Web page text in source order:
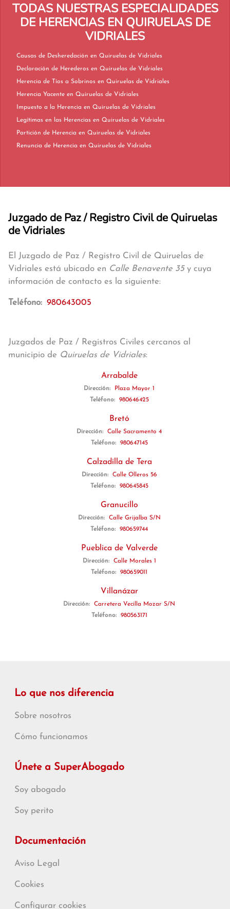
TODAS NUESTRAS ESPECIALIDADES
DE HERENCIAS EN QUIRUELAS DE
VIDRIALES
Causas de Desheredación en Quiruelas de Vidriales
Declaración de Herederos en Quiruelas de Vidriales
Herencia de Tíos a Sobrinos en Quiruelas de Vidriales
Herencia Yacente en Quiruelas de Vidriales
Impuesto a la Herencia en Quiruelas de Vidriales
Legítimas en las Herencias en Quiruelas de Vidriales
Partición de Herencia en Quiruelas de Vidriales
Renuncia de Herencia en Quiruelas de Vidriales
Juzgado de Paz / Registro Civil de Quiruelas
de Vidriales
El Juzgado de Paz / Registro Civil de Quiruelas de
Vidriales está ubicado en Calle Benavente 35y cuya
información de contacto es la siguiente:
Teléfono: 980643005
Juzgados de Paz / Registros Civiles cercanos al
municipio de Quiruelas de Vidriales:
Arrabalde
Dirección:
Plaza Mayor 1
Teléfono:
980646425
Bretó
Dirección:
Calle Sacramento 4
Teléfono:
980647145
Calzadilla de Tera
Dirección:
Calle Olleros 56
Teléfono:
980645845
Granucillo
Dirección:
Calle Grijalba S/N
Teléfono:
980659744
Pueblica de Valverde
Dirección:
Calle Morales 1
Teléfono:
980659011
Villanázar
Dirección:
Carretera Vecilla Mozar S/N
Teléfono:
980563171
Lo que nos diferencia
Sobre nosotros
Cómo funcionamos
Únete a SuperAbogado
Soy abogado
Soy perito
Documentación
Aviso Legal
Cookies
Configurar cookies